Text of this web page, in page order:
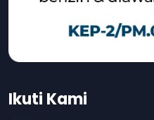
Ikuti Kami